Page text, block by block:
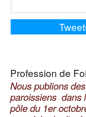
Profession de
Nous publions
paroissiens dans
pôle du 1er